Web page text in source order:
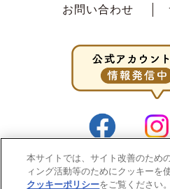
お問い合わせ
本サイトでは、サイト改善のため
ィング活動等のためにクッキーを
クッキーポリシーをご覧ください